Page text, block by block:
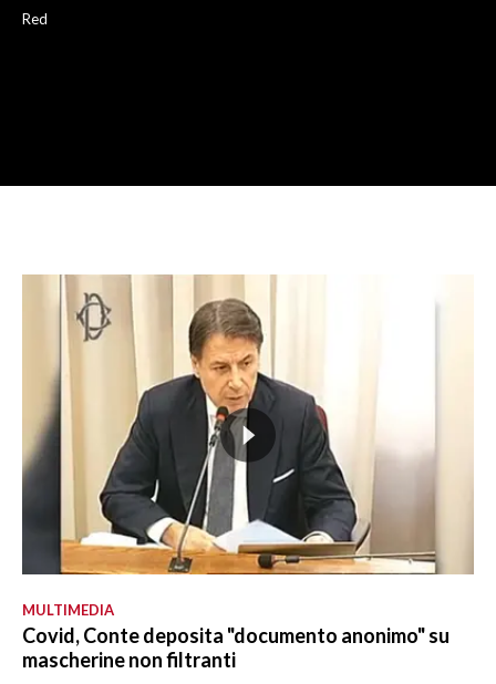
Red
MULTIMEDIA
Covid, Conte deposita "documento anonimo" su
mascherine non filtranti